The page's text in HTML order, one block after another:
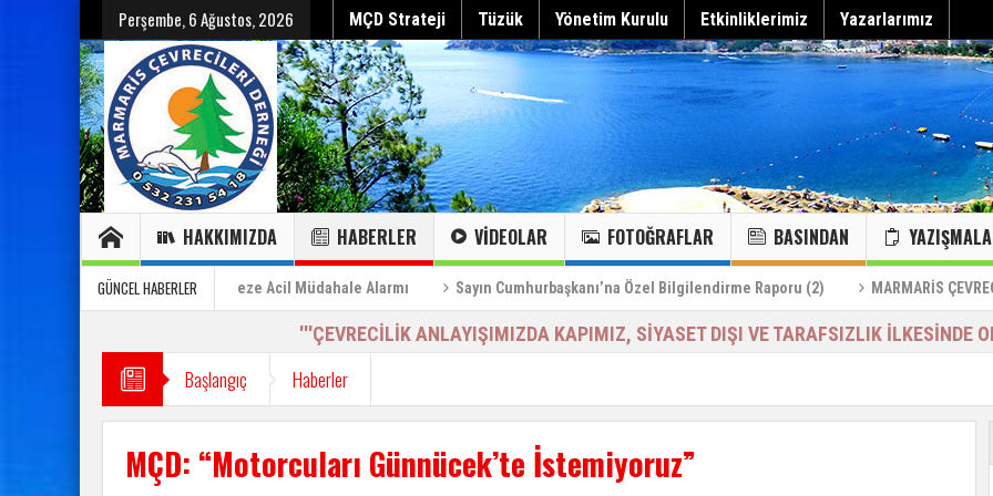
Perşembe, 6 Ağustos, 2026 MÇD Strateji Tüzük Yönetim Kurulu Etkinliklerimiz Yazarlarımız
HAKKIMIZDA HABERLER VIDEOLAR FOTOĞRAFLAR BASINDAN
GÜNCEL HABERLER
Can Çekişen Körfeze Acil Müdahale Alarmı Sayın Cumhurbaşkanı’na Özel Bilgilendirme Raporu (2) MARMARİS ÇEVRECİLERİ
'''ÇEVRECİLİK ANLAYIŞIMIZDA KAPIMIZ, SİYASET DIŞI VE TARAFSIZLIK İLKESİNDE
Başlangıç Haberler
MÇD: “Motorcuları Günnücek’te İstemiyoruz”